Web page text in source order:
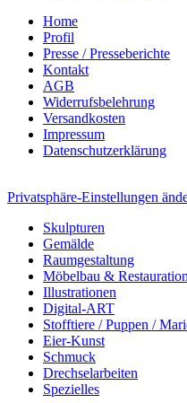
Home
Profil
Presse / Presseberichte
Kontakt
AGB
Widerrufsbelehrung
Versandkosten
Impressum
Datenschutzerklärung
Privatsphäre-Einstellungen
Skulpturen
Gemälde
Raumgestaltung
Möbelbau & Restauration
Illustrationen
Digital-ART
Stofftiere / Puppen /
Eier-Kunst
Schmuck
Drechselarbeiten
Spezielles